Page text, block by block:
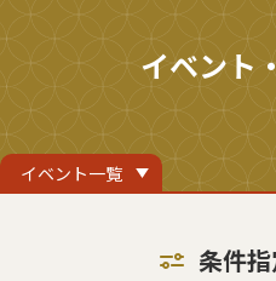
イベント
イベント一覧
条件